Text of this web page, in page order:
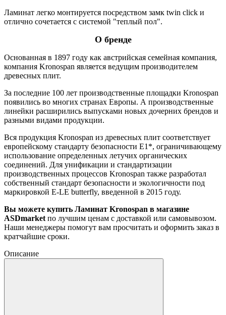
Ламинат легко монтируется посредством замк twin click и
отлично сочетается с системой "теплый пол".
О бренде
Основанная в 1897 году как австрийская семейная компания,
компания Kronospan является ведущим производителем
древесных плит.
За последние 100 лет производственные площадки Kronospan
появились во многих странах Европы. А производственные
линейки расширились выпусками новых дочерних брендов и
разными видами продукции.
Вся продукция Kronospan из древесных плит соответствует
европейскому стандарту безопасности E1*, ограничивающему
использование определенных летучих органических
соединений. Для унификации и стандартизации
производственных процессов Kronospan также разработал
собственный стандарт безопасности и экологичности под
маркировкой E-LE butterfly, введенной в 2015 году.
Вы можете купить Ламинат Kronospan в магазине
ASDmarket по лучшим ценам с доставкой или самовывозом.
Наши менеджеры помогут вам просчитать и оформить заказ в
кратчайшие сроки.
Описание